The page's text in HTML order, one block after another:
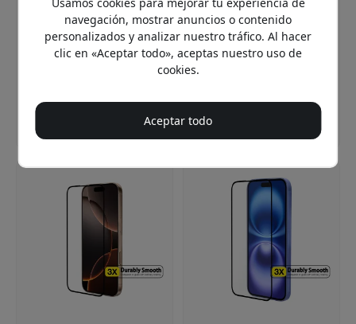
resistente a los arañazos
Montaje fácil y sin
burbujas
proteger la pantalla
Aplicación sin burbujas
con kit de instalación
Recubrimiento
antihuellas contra la
navegación, mostrar anuncios o contenido
personalizados y analizar nuestro tráfico. Al hacer
clic en «Aceptar todo», aceptas nuestro uso de
cookies.
Aceptar todo